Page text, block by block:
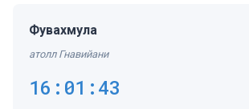
Фувахмула
атолл Гнавийани
16:01:43